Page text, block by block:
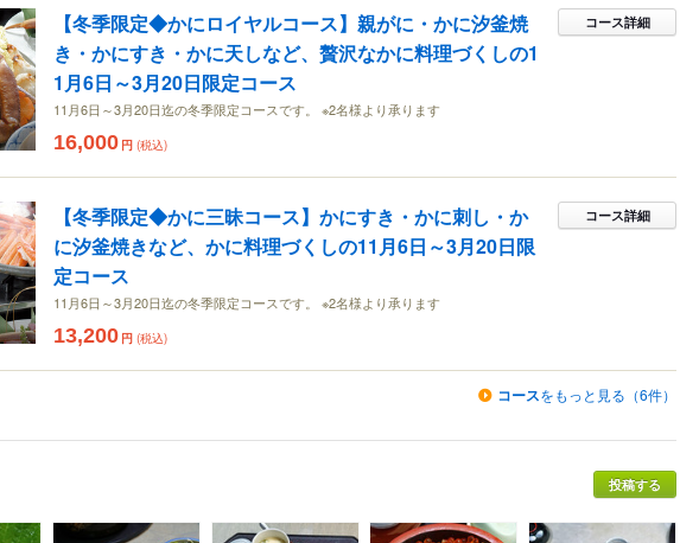
【冬季限定◆かにロイヤルコース】親がに・かに汐釜焼
き・かにすき・かに天しなど、贅沢なかに料理づくしの1
1月6日～3月20日限定コース
11月6日～3月20日迄の冬季限定コースです。 ※2名様より承ります
コース詳細
16,000 円 (税込)
【冬季限定◆かに三昧コース】かにすき・かに刺し・か
に汐釜焼きなど、かに料理づくしの11月6日～3月20日限
定コース
11月6日～3月20日迄の冬季限定コースです。 ※2名様より承ります
コース詳細
13,200 円 (税込)
コースをもっと見る（6件）
投稿する